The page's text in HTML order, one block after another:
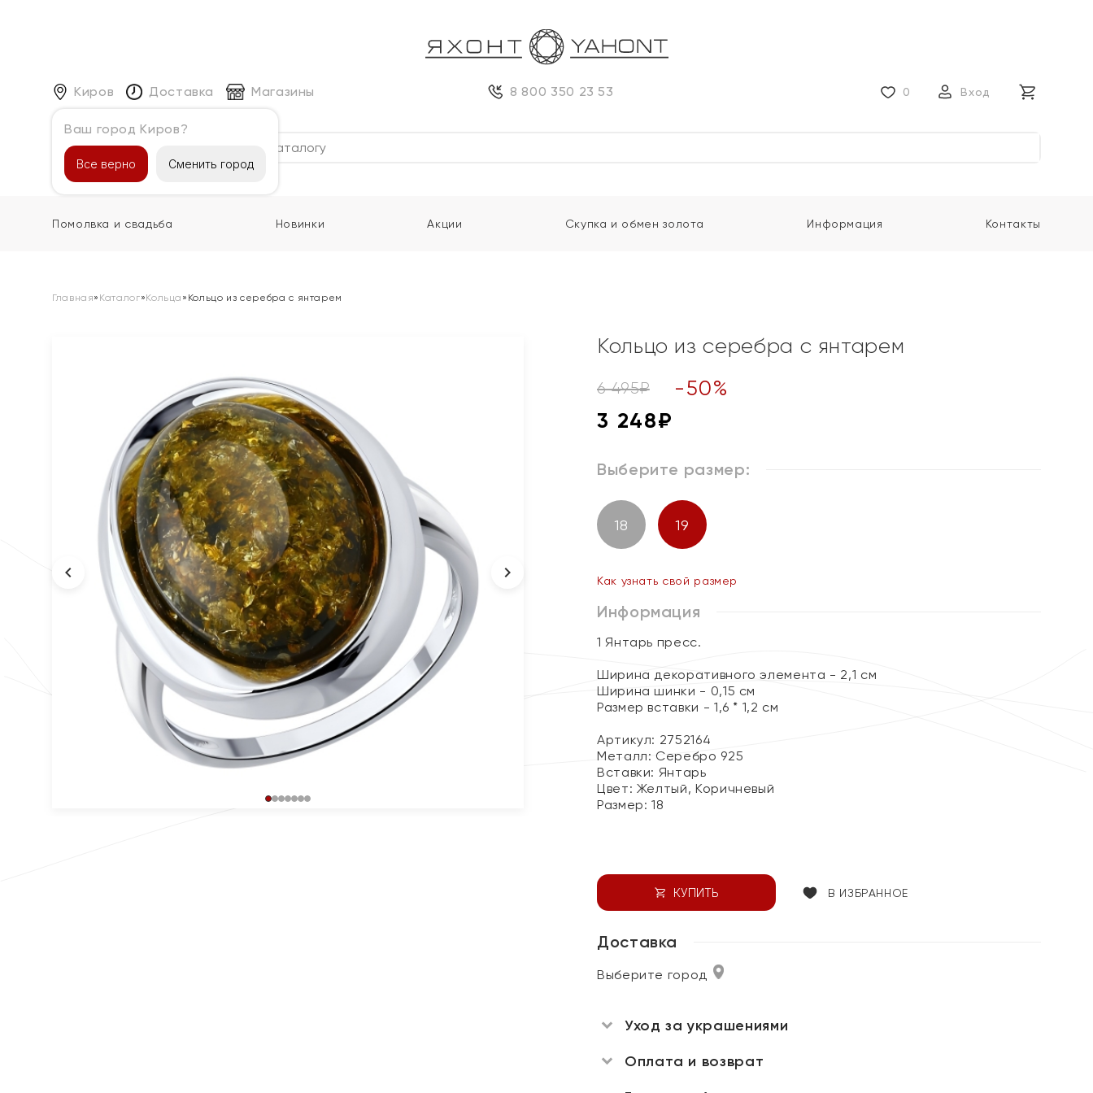
Киров
Ваш город Киров?
Все верно Сменить город
Доставка Магазины 8 800 350 23 53 0 Вход
Каталог
Помолвка и свадьба Новинки Акции Скупка и обмен золота Информация Контакты
Главная» Каталог»Кольца » Кольцо из серебра с янтарем
Кольцо из серебра с янтарем
6 495₽ -50%
3 248₽
Выберите размер:
18 19
Как узнать свой размер
Информация
1 Янтарь пресс.
Ширина декоративного элемента - 2,1 см
Ширина шинки - 0,15 см
Размер вставки - 1,6 * 1,2 см
Артикул: 2752164
Металл: Серебро 925
Вставки: Янтарь
Цвет: Желтый, Коричневый
Размер:18
КУПИТЬ В ИЗБРАННОЕ
Доставка
Выберите город
Уход за украшениями
Оплата и возврат